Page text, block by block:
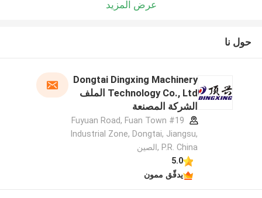
عرض المزيد
حول نا
Dongtai Dingxing Machinery
Technology Co., Ltd الملف
الشركة المصنعة
#19 Fuyuan Road, Fuan Town
Industrial Zone, Dongtai, Jiangsu,
P.R. China ,الصين
5.0
يدقّق ممون